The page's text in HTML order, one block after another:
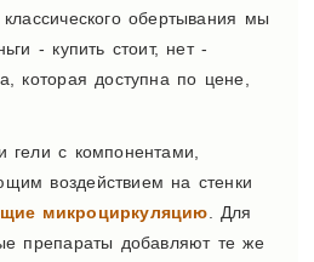
обертывания мы
- купить стоит, нет -
которая доступна по цене,
с компонентами,
воздействием на стенки
микроциркуляцию. Для
препараты добавляют те же